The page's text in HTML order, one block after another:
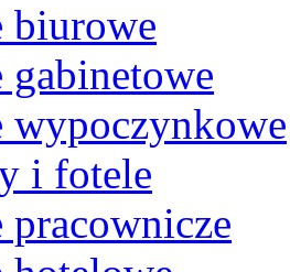
biurowe
gabinetowe
wypoczynkowe
i fotele
pracownicze